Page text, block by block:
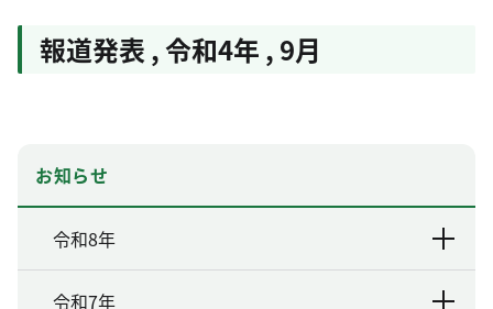
報道発表 ,令和4年 , 9月
お知らせ
令和8年
令和7年